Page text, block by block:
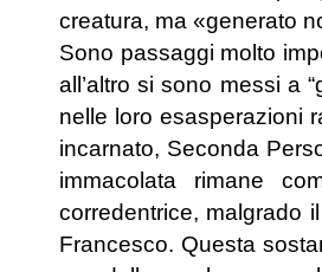
creatura, ma «generato
Sono passaggi molto
all’altro si sono messi a
nelle loro esasperazioni
incarnato, Seconda
immacolata rimane
corredentrice, malgrado
Francesco. Questa